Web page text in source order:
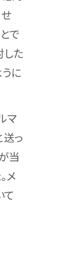
で
た
に
マ
送っ
当
メ
て